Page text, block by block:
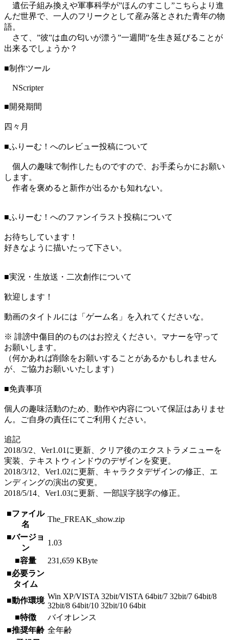
遺伝子組み換えや軍事科学が”ほんのすこし”こちらより進
んだ世界で、一人のフリークとして産み落とされた青年の物
語。
さて、”彼”は血の匂いが漂う”一週間”を生き延びることが
出来るでしょうか？
■制作ツール
NScripter
■開発期間
四々月
■ふりーむ！へのレビュー投稿について
個人の趣味で制作したものですので、お手柔らかにお願い
します。
作者を褒めると新作が出るかも知れない。
■ふりーむ！へのファンイラスト投稿について
お待ちしています！
好きなように描いたって下さい。
■実況・生放送・二次創作について
歓迎します！
動画のタイトルには「ゲーム名」を入れてくださいな。
※ 誹謗中傷目的のものはお控えください。マナーを守って
お願いします。
（何かあれば削除をお願いすることがあるかもしれません
が、ご協力お願いいたします）
■免責事項
個人の趣味活動のため、動作や内容について保証はありませ
ん。ご自身の責任にてご利用ください。
追記
2018/3/2、Ver1.01に更新、クリア後のエクストラメニューを
実装、テキストウィンドウのデザインを変更。
2018/3/12、Ver1.02に更新、キャラクタデザインの修正、エ
ンディングの演出の変更。
2018/5/14、Ver1.03に更新、一部誤字脱字の修正。
■ファイル
名
The_FREAK_show.zip
■バージョ
ン
1.03
■容量
231,659 KByte
■必要ラン
タイム
■動作環境 Win XP/VISTA 32bit/VISTA 64bit/7 32bit/7 64bit/8
32bit/8 64bit/10 32bit/10 64bit
■特徴
バイオレンス
■推奨年齢 全年齢